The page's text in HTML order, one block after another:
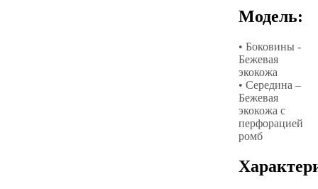
Модель:
• Боковины -
Бежевая
экокожа
• Середина –
Бежевая
экокожа с
перфорацией
ромб